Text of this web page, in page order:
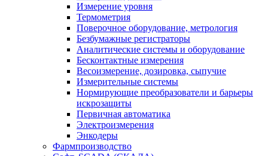
Измерение уровня
Термометрия
Поверочное оборудование, метрология
Безбумажные регистраторы
Аналитические системы и оборудование
Бесконтактные измерения
Весоизмерение, дозировка, сыпучие
Измерительные системы
Нормирующие преобразователи и барьеры
искрозащиты
Первичная автоматика
Электроизмерения
Энкодеры
Фармпроизводство